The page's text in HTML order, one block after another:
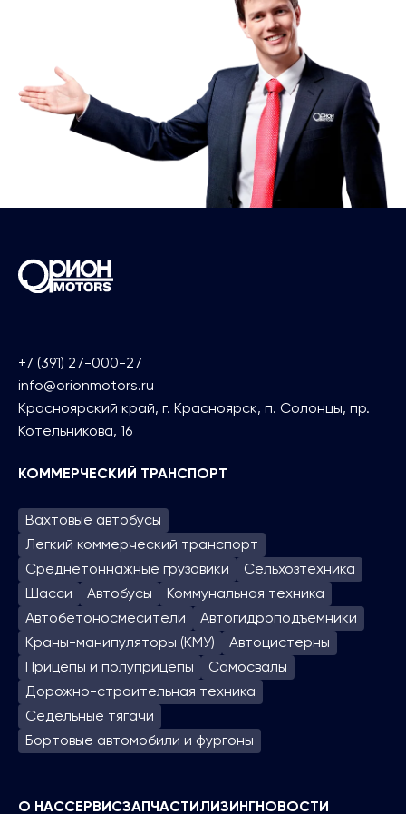
+7 (391) 27-000-27
info@orionmotors.ru
Красноярский край, г. Красноярск, п. Солонцы, пр.
Котельникова, 16
КОММЕРЧЕСКИЙ ТРАНСПОРТ
Вахтовые автобусы
Легкий коммерческий транспорт
Среднетоннажные грузовики
Сельхозтехника
Шасси
Автобусы
Коммунальная техника
Автобетоносмесители
Автогидроподъем­ники
Краны-манипуляторы (КМУ)
Автоцистерны
Прицепы и полуприцепы
Самосвалы
Дорожно-строительная техника
Седельные тягачи
Бортовые автомобили и фургоны
О НАССЕРВИСЗАПЧАСТИ ЛИЗИНГНОВОСТИ